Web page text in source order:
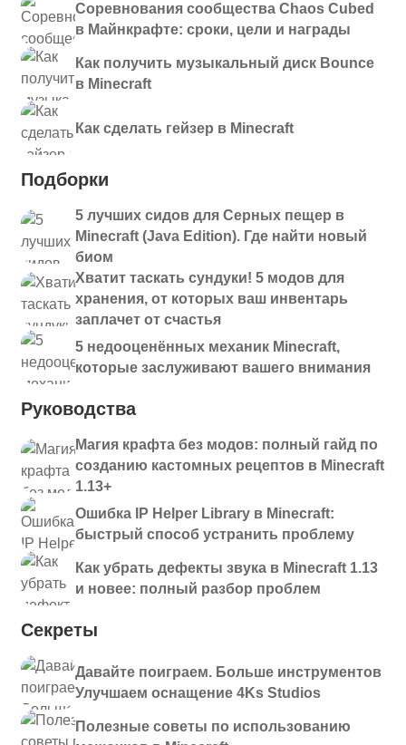
Соревнования сообщества Chaos Cubed
в Майнкрафте: сроки, цели и награды
Как получить музыкальный диск Bounce
в Minecraft
Как сделать гейзер в Minecraft
Подборки
5 лучших сидов для Серных пещер в
Minecraft (Java Edition). Где найти новый
биом
Хватит таскать сундуки! 5 модов для
хранения, от которых ваш инвентарь
заплачет от счастья
5 недооценённых механик Minecraft,
которые заслуживают вашего внимания
Руководства
Магия крафта без модов: полный гайд по
созданию кастомных рецептов в Minecraft
1.13+
Ошибка IP Helper Library в Minecraft:
быстрый способ устранить проблему
Как убрать дефекты звука в Minecraft 1.13
и новее: полный разбор проблем
Секреты
Давайте поиграем. Больше инструментов
Улучшаем оснащение 4Ks Studios
Полезные советы по использованию